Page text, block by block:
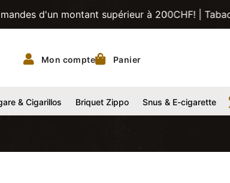
montant supérieur à 200CHF! |
Mon compte Panier
& Cigarillos Briquet Zippo Snus & E-cigarette